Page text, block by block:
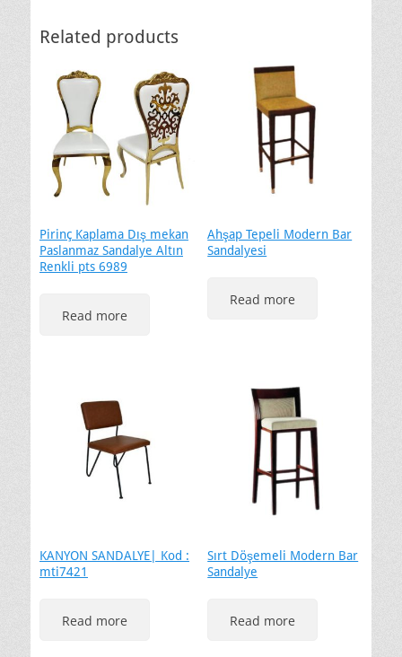
Related products
Pirinç Kaplama Dış mekan
Paslanmaz Sandalye Altın
Renkli pts 6989
Read more
Ahşap Tepeli Modern Bar
Sandalyesi
Read more
KANYON SANDALYE| Kod :
mti7421
Read more
Sırt Döşemeli Modern Bar
Sandalye
Read more